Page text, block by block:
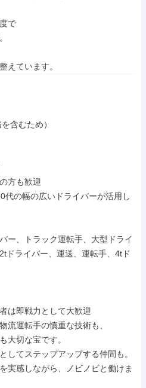
で
えています。
含むため）
方も歓迎
代の幅の広いドライバーが活用し
ー、トラック運転手、大型ドライ
ドライバー、運送、運転手、4tド
は即戦力として大歓迎
流運転手の慎重な技術も、
大切な宝です。
してステップアップする仲間も。
実感しながら、ノビノビと働けま